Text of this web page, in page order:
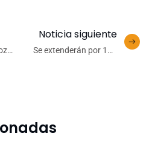
Noticia siguiente
Se extenderán por 120